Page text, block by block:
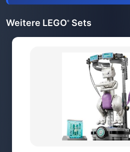
Weitere LEGO® Sets